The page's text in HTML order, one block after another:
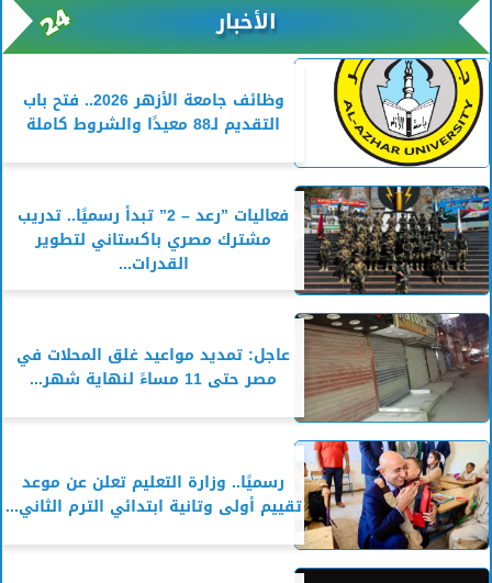
الأخبار
وظائف جامعة الأزهر 2026.. فتح باب
التقديم لـ88 معيدًا والشروط كاملة
فعاليات ”رعد – 2” تبدأ رسميًا.. تدريب
مشترك مصري باكستاني لتطوير
القدرات...
عاجل: تمديد مواعيد غلق المحلات في
مصر حتى 11 مساءً لنهاية شهر...
رسميًا.. وزارة التعليم تعلن عن موعد
تقييم أولى وتانية ابتدائي الترم الثاني...